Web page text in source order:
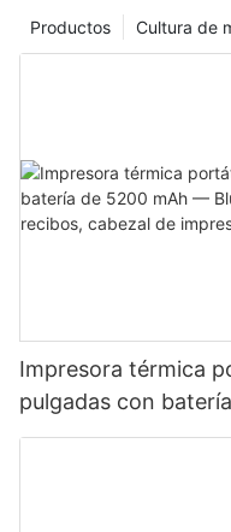
Cultura de
Productos
Impresora térmica
pulgadas con
modo dual para